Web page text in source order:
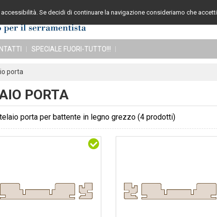
Assistenza
SPECIALE FUORI-TUTTO!!!
porta
PORTA
porta per battente in legno grezzo(4 prodotti)
Se decidi di continuare la navigazione consideriamo che